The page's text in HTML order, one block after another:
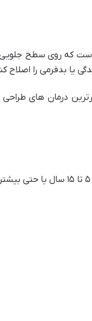
است که روی سطح
یا بدفرمی را اصلاح
درمان های طراحی